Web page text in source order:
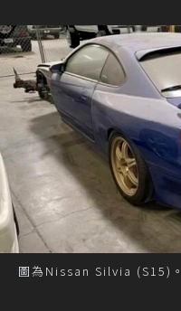
圖為Nissan Silvia (S15)